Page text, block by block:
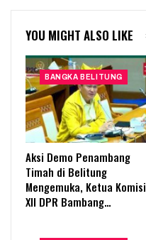
YOU MIGHT ALSO LIKE
BANGKA BELITUNG
Aksi Demo Penambang
Timah di Belitung
Mengemuka, Ketua Komisi
XII DPR Bambang…